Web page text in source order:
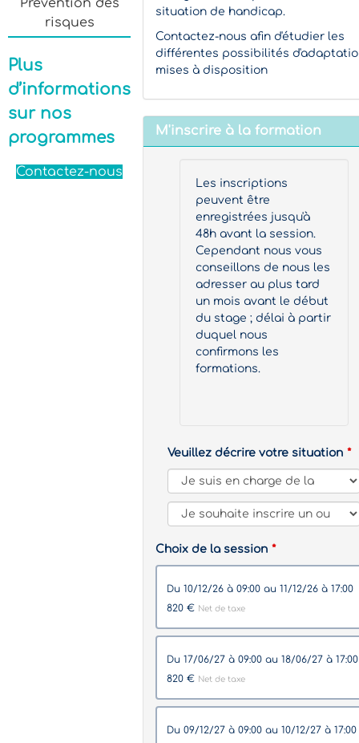
Prévention des
risques
Plus
d’informations
sur nos
programmes
Contactez-nous
situation de handicap.
Contactez-nous afin d'étudier les
différentes possibilités
mises à disposition
M'inscrire à la formation
Les inscriptions
peuvent être
enregistrées jusqu'à
48h avant la session.
Cependant nous vous
conseillons de nous les
adresser au plus tard
un mois avant le début
du stage ; délai à partir
duquel nous
confirmons les
formations.
Veuillez décrire votre situation
Choix de la session
du 10/12/26 à 09:00 au 11/12/26 à 17:00
820 € Net de taxe
du 17/06/27 à 09:00 au 18/06/27 à
820 € Net de taxe
du 09/12/27 à 09:00 au 10/12/27 à 17:00